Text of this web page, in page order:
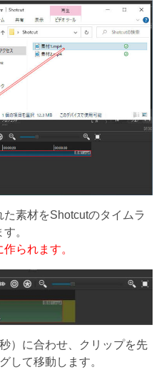
素材をShotcutのタイムラ
。
られます。
）に合わせ、クリップを先
して移動します。